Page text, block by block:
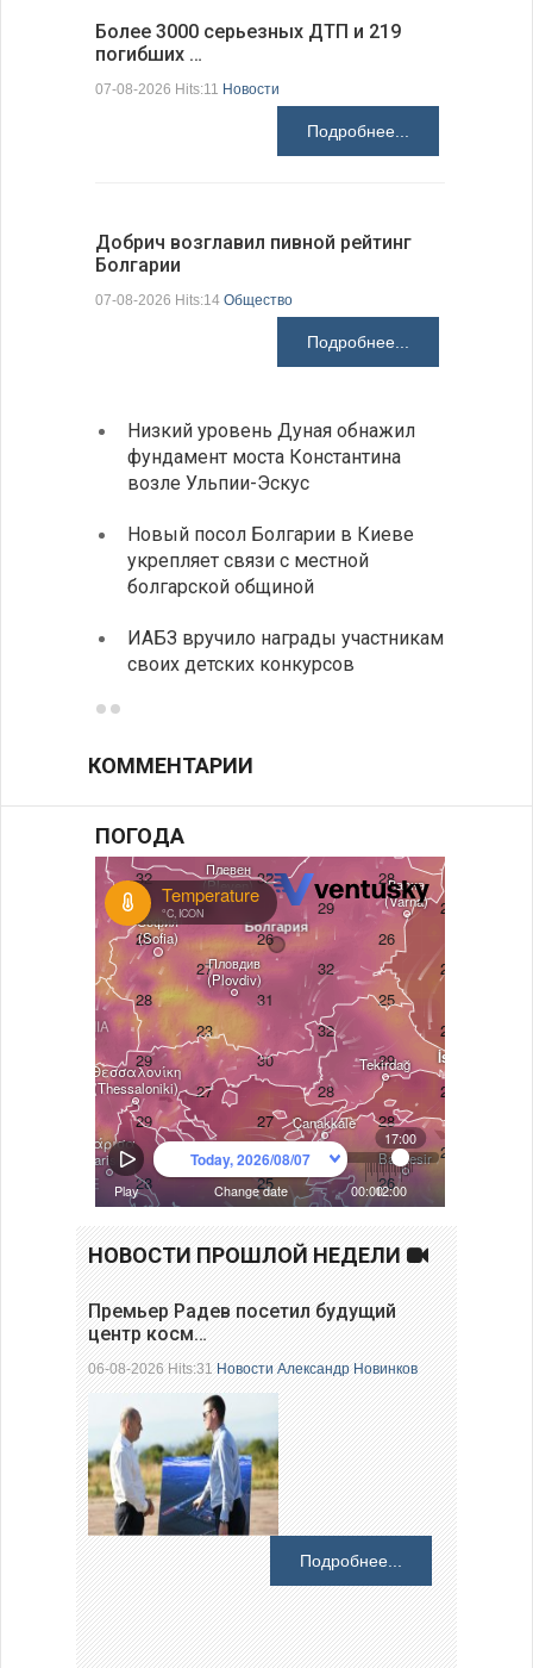
Более 3000 серьезных ДТП и 219
погибших …
07-08-2026 Hits:11 Новости
Подробнее...
Добрич возглавил пивной рейтинг
Болгарии
07-08-2026 Hits:14 Общество
Подробнее...
Низкий уровень Дуная обнажил
фундамент моста Константина
возле Ульпии-Эскус
Новый посол Болгарии в Киеве
укрепляет связи с местной
болгарской общиной
ИАБЗ вручило награды участникам
своих детских конкурсов
КОММЕНТАРИИ
ПОГОДА
НОВОСТИ ПРОШЛОЙ НЕДЕЛИ
Премьер Радев посетил будущий
центр косм…
06-08-2026 Hits:31Новости Александр Новинков
Подробнее...